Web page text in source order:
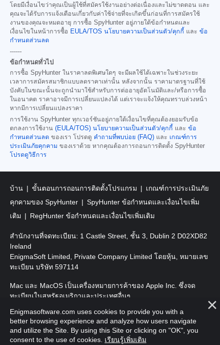
โดยมีเงื่อนไขว่าคุณเป็นผู้ใช้ที่สมัครใช้งานอย่างต่อเนื่องและไม่ขาดตอน และ
คุณจะได้รับการแจ้งเตือนเกี่ยวกับค่าใช้จ่ายที่จะเกิดขึ้นก่อนที่การสมัครใช้
งานของคุณจะหมดอายุ การซื้อ SpyHunter อยู่ภายใต้ข้อกำหนดและ
เงื่อนไขในหน้าการซื้อ EULA/TOS นโยบายความเป็นส่วนตัว/คุกกี้ และ ข้อ
กำหนดส่วนลด
------
ข้อกำหนดทั่วไป
การซื้อ SpyHunter ในราคาลดพิเศษใดๆ จะมีผลใช้ได้เฉพาะในช่วงระยะ
เวลาการสมัครสมาชิกแบบลดราคาเท่านั้น หลังจากนั้น ราคามาตรฐานที่ใช้
บังคับในขณะนั้นจะถูกนำมาใช้สำหรับการต่ออายุอัตโนมัติและ/หรือการซื้อ
ในอนาคต ราคาอาจมีการเปลี่ยนแปลงได้ แต่เราจะแจ้งให้คุณทราบล่วงหน้า
หากมีการเปลี่ยนแปลงราคา
การใช้งาน SpyHunter ทุกเวอร์ชันอยู่ภายใต้เงื่อนไขที่คุณต้องยอมรับข้อ
ตกลงการใช้งาน (EULA/TOS) นโยบายความเป็นส่วนตัว/คุกกี้ และ ข้อ
กำหนดส่วนลด ของเรา โปรดดู คำถามที่พบบ่อย (FAQ) และ เกณฑ์การ
ประเมินภัยคุกคาม ของเราด้วย หากคุณต้องการถอนการติดตั้ง SpyHunter
โปรดดูวิธีการ
บ้าน ขั้นตอนการถอนการติดตั้งโปรแกรม
เกณฑ์การประเมินภัย
คุกคามของ SpyHunter
SpyHunter ข้อกำหนดและเงื่อนไขเพิ่ม
เติม
RegHunter ข้อกำหนดและเงื่อนไขเพิ่มเติม
สำนักงานที่จดทะเบียน: 1 Castle Street, ชั้น 3, Dublin 2 D02XD82
Ireland
EnigmaSoft Limited, Private Company Limited โดยหุ้น, หมายเลข
ทะเบียน บริษัท 597114
Mac และ MacOS เป็นเครื่องหมายการค้าของ Apple Inc. ซึ่งจด
ทะเบียนในสหรัฐอเมริกาและประเทศอื่นๆ
ลิขสิทธิ์ 2016-2026EnigmaSoft Ltd. สงวนลิขสิทธิ์
Enigmasoftware.com uses cookies to provide you with a
better browsing experience and analyze how users navigate
and utilize the Site. By using this Site or clicking on "OK", you
consent to the use of cookies. เรียนรู้เพิ่มเติม